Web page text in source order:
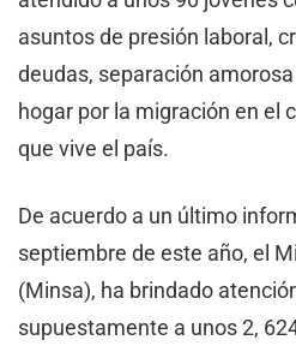
asuntos de presión laboral,
deudas, separación
hogar por la migración en el
que vive el país.
De acuerdo a un último
septiembre de este año, el
(Minsa), ha brindado
supuestamente a unos 2,